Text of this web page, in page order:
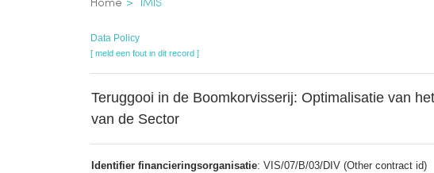
Kruimelpad
Home IMIS
Data Policy
[ meld een fout in dit record ]
Teruggooi in de Boomkorvisserij: Optimalisatie van
van de Sector
Identifier financieringsorganisatie: VIS/07/B/03/DIV (Other contract id)